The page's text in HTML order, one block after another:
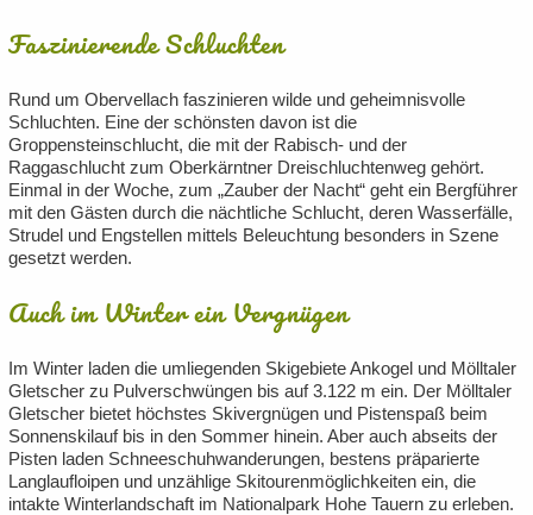
Faszinierende Schluchten
Rund um Obervellach faszinieren wilde und geheimnisvolle
Schluchten. Eine der schönsten davon ist die
Groppensteinschlucht, die mit der Rabisch- und der
Raggaschlucht zum Oberkärntner Dreischluchtenweg gehört.
Einmal in der Woche, zum „Zauber der Nacht“ geht ein Bergführer
mit den Gästen durch die nächtliche Schlucht, deren Wasserfälle,
Strudel und Engstellen mittels Beleuchtung besonders in Szene
gesetzt werden.
Auch im Winter ein Vergnügen
Im Winter laden die umliegenden Skigebiete Ankogel und Mölltaler
Gletscher zu Pulverschwüngen bis auf 3.122 m ein. Der Mölltaler
Gletscher bietet höchstes Skivergnügen und Pistenspaß beim
Sonnenskilauf bis in den Sommer hinein. Aber auch abseits der
Pisten laden Schneeschuhwanderungen, bestens präparierte
Langlaufloipen und unzählige Skitourenmöglichkeiten ein, die
intakte Winterlandschaft im Nationalpark Hohe Tauern zu erleben.